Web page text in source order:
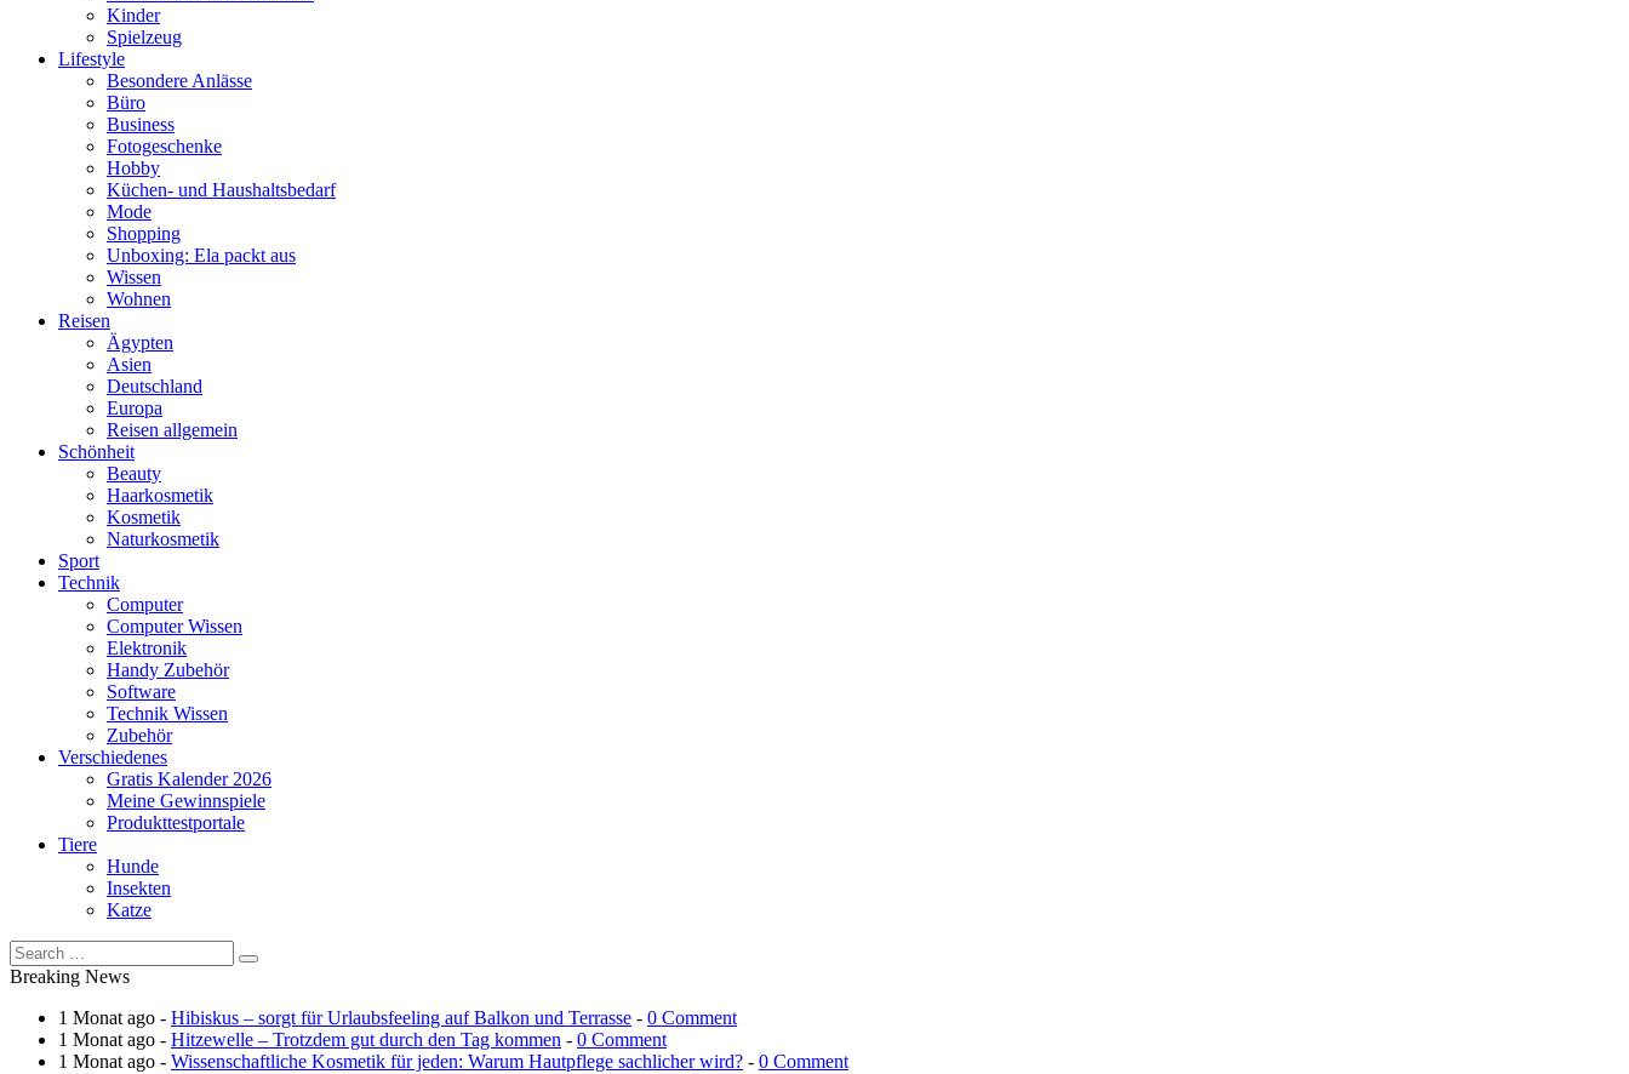
Kinder
Spielzeug
Lifestyle
Besondere Anlässe
Büro
Business
Fotogeschenke
Hobby
Küchen- und Haushaltsbedarf
Mode
Shopping
Unboxing: Ela packt aus
Wissen
Wohnen
Reisen
Ägypten
Asien
Deutschland
Europa
Reisen allgemein
Schönheit
Beauty
Haarkosmetik
Kosmetik
Naturkosmetik
Sport
Technik
Computer
Computer Wissen
Elektronik
Handy Zubehör
Software
Technik Wissen
Zubehör
Verschiedenes
Gratis Kalender 2026
Meine Gewinnspiele
Produkttestportale
Tiere
Hunde
Insekten
Katze
Breaking News
1 Monat ago - Hibiskus – sorgt für Urlaubsfeeling auf Balkon und Terrasse - 0 Comment
1 Monat ago - Hitzewelle – Trotzdem gut durch den Tag kommen - 0 Comment
1 Monat ago - Wissenschaftliche Kosmetik für jeden: Warum Hautpflege sachlicher wird? - 0 Comment